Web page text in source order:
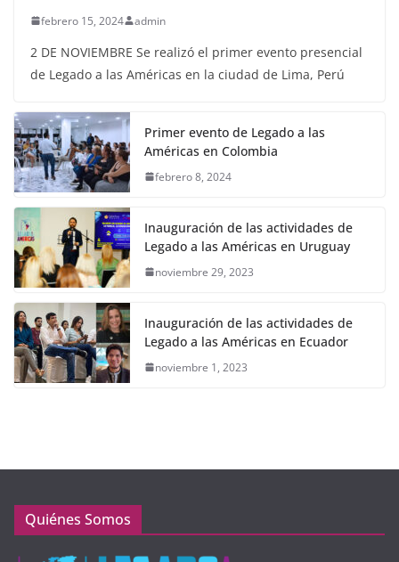
febrero 15, 2024 admin
2 DE NOVIEMBRE Se realizó el primer evento presencial
de Legado a las Américas en la ciudad de Lima, Perú
Primer evento de Legado a las
Américas en Colombia
febrero 8, 2024
Inauguración de las actividades de
Legado a las Américas en Uruguay
noviembre 29, 2023
Inauguración de las actividades de
Legado a las Américas en Ecuador
noviembre 1, 2023
Quiénes Somos